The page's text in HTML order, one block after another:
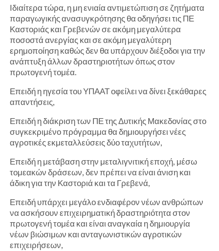
Ιδιαίτερα τώρα, η μη ενιαία αντιμετώπιση σε ζητήματα
παραγωγικής ανασυγκρότησης θα οδηγήσει τις ΠΕ
Καστοριάς και Γρεβενών σε ακόμη μεγαλύτερα
ποσοστά ανεργίας και σε ακόμη μεγαλύτερη
ερημοποίηση καθώς δεν θα υπάρχουν διέξοδοι για την
ανάπτυξη άλλων δραστηριοτήτων όπως στον
πρωτογενή τομέα.
Επειδή η ηγεσία του ΥΠΑΑΤ οφείλει να δίνει ξεκάθαρες
απαντήσεις,
Επειδή η διάκριση των ΠΕ της Δυτικής Μακεδονίας στο
συγκεκριμένο πρόγραμμα θα δημιουργήσει νέες
αγροτικές εκμεταλλεύσεις δύο ταχυτήτων,
Επειδή η μετάβαση στην μεταλιγνιτική εποχή, μέσω
τομεακών δράσεων, δεν πρέπει να είναι άνιση και
άδικη για την Καστοριά και τα Γρεβενά,
Επειδή υπάρχει μεγάλο ενδιαφέρον νέων ανθρώπων
να ασκήσουν επιχειρηματική δραστηριότητα στον
πρωτογενή τομέα και είναι αναγκαία η δημιουργία
νέων βιώσιμων και ανταγωνιστικών αγροτικών
επιχειρήσεων,